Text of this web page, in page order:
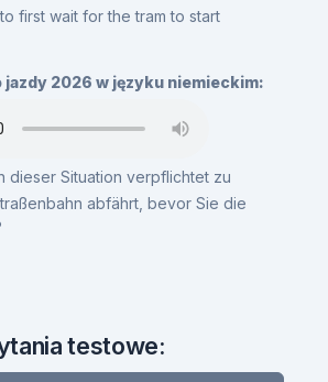
first wait for the tram to start
jazdy 2026 w języku niemieckim:
dieser Situation verpflichtet zu
abfährt, bevor Sie die
testowe: